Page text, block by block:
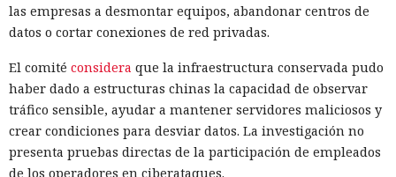
las empresas a desmontar equipos, abandonar centros de
datos o cortar conexiones de red privadas.
El comité considera que la infraestructura conservada pudo
haber dado a estructuras chinas la capacidad de observar
tráfico sensible, ayudar a mantener servidores maliciosos y
crear condiciones para desviar datos. La investigación no
presenta pruebas directas de la participación de empleados
de los operadores en ciberataques.